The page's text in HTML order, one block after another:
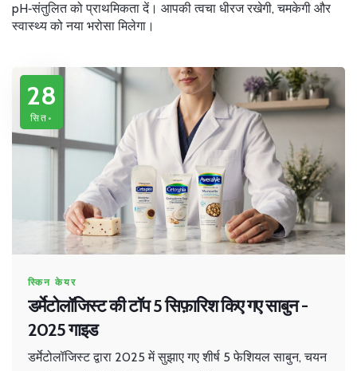
pH‑संतुलित को प्राथमिकता दें। आपकी त्वचा धीरज रखेगी, चमकेगी और
स्वास्थ्य को नया भरोसा मिलेगा।
28
सित॰
स्किन केयर
डर्मेटोलॉजिस्ट की टॉप 5 सिफ़ारिश किए गए साबुन -
2025 गाइड
डर्मेटोलॉजिस्ट द्वारा 2025 में सुझाए गए शीर्ष 5 फेशियल साबुन, चयन